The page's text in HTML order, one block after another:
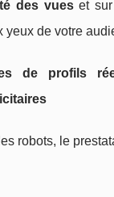
des vueset sur
yeux de votre
de profils
robots, le